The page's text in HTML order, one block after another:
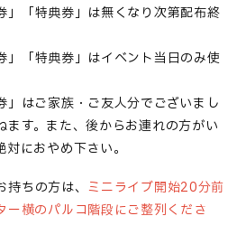
」「特典券」は無くなり次第配布終
」「特典券」はイベント当日のみ使
はご家族・ご友人分でございまし
ます。また、後からお連れの方がい
におやめ下さい。
持ちの方は、 ミニライブ開始20分前
ー横のパルコ階段にご整列くださ